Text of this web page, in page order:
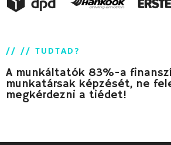
// // TUDTAD?
A munkáltatók 83%-a
munkatársak képzését, ne
megkérdezni a tiédet!